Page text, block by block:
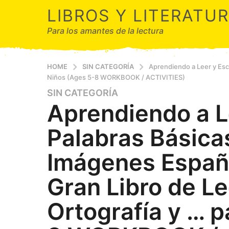
LIBROS Y
Para los amantes de la lectura
HOME SIN CATEGORÍA
Aprendiendo a Leer y
Niños (Ages 5-8 WORKBOOK / ACTIVITIES)
2
ñ
o
a
o
2
a
ñ
SIN CATEGORÍA
Aprendiendo a
Palabras
Imágenes
Gran Libro de
Ortografía y …